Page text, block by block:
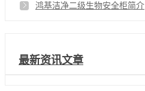
鸿基洁净二级生物安全柜简介
最新资讯文章